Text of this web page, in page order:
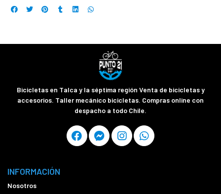
Bicicletas en Talca y la séptima región Venta de bicicletas y
accesorios. Taller mecánico bicicletas. Compras online con
despacho a todo Chile.
INFORMACIÓN
Nosotros